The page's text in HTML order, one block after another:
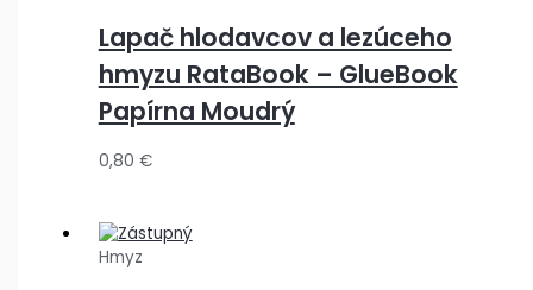
Lapač hlodavcov a lezúceho
hmyzu RataBook – GlueBook
Papírna Moudrý
0,80 €
Hmyz